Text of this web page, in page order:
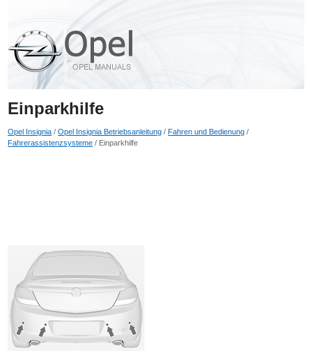
Einparkhilfe
Opel Insignia /Opel Insignia Betriebsanleitung /Fahren und Bedienung /
Fahrerassistenzsysteme / Einparkhilfe